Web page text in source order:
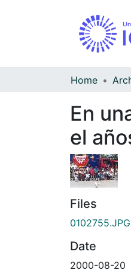
Home
En
el
Files
0102755.JPG
Date
2000-08-20